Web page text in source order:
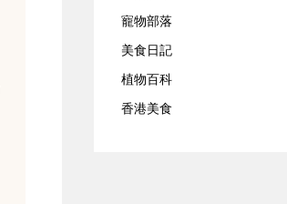
寵物部落
美食日記
植物百科
香港美食